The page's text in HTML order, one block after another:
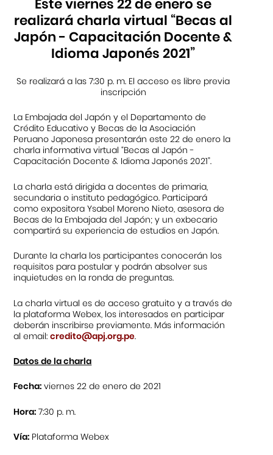
realizará charla virtual “Becas al
Japón - Capacitación Docente &
Idioma Japonés 2021”
Se realizará a las 7:30 p. m. El acceso es libre previa
inscripción
La Embajada del Japón y el Departamento de
Crédito Educativo y Becas de la Asociación
Peruano Japonesa presentarán este 22 de enero la
charla informativa virtual “Becas al Japón -
Capacitación Docente & Idioma Japonés 2021”.
La charla está dirigida a docentes de primaria,
secundaria o instituto pedagógico. Participará
como expositora Ysabel Moreno Nieto, asesora de
Becas de la Embajada del Japón; y un exbecario
compartirá su experiencia de estudios en Japón.
Durante la charla los participantes conocerán los
requisitos para postular y podrán absolver sus
inquietudes en la ronda de preguntas.
La charla virtual es de acceso gratuito y a través de
la plataforma Webex, los interesados en participar
deberán inscribirse previamente. Más información
al email:credito@apj.org.pe.
Datos de la charla
Fecha: viernes 22 de enero de 2021
Hora: 7:30 p. m.
Vía: Plataforma Webex